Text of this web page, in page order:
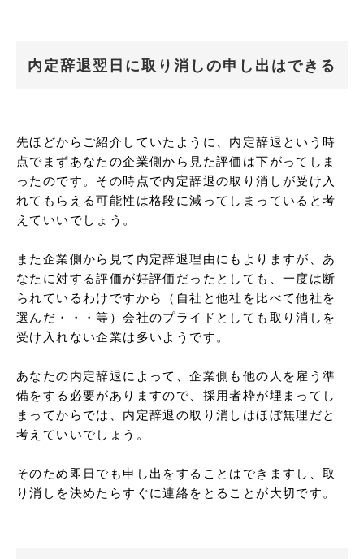
内定辞退翌日に取り消しの申し出はできる
先ほどからご紹介していたように、内定辞退という時
点でまずあなたの企業側から見た評価は下がってしま
ったのです。その時点で内定辞退の取り消しが受け入
れてもらえる可能性は格段に減ってしまっていると考
えていいでしょう。
また企業側から見て内定辞退理由にもよりますが、あ
なたに対する評価が好評価だったとしても、一度は断
られているわけですから（自社と他社を比べて他社を
選んだ・・・等）会社のプライドとしても取り消しを
受け入れない企業は多いようです。
あなたの内定辞退によって、企業側も他の人を雇う準
備をする必要がありますので、採用者枠が埋まってし
まってからでは、内定辞退の取り消しはほぼ無理だと
考えていいでしょう。
そのため即日でも申し出をすることはできますし、取
り消しを決めたらすぐに連絡をとることが大切です。